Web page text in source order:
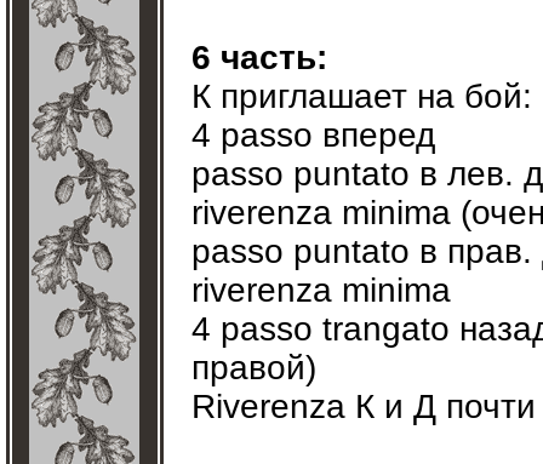
6 часть:
К приглашает на бой:
4 passo вперед
passo puntato в лев.
riverenza minima
passo puntato в прав.
riverenza minima
4 passo trangato
правой)
Riverenza К и Д